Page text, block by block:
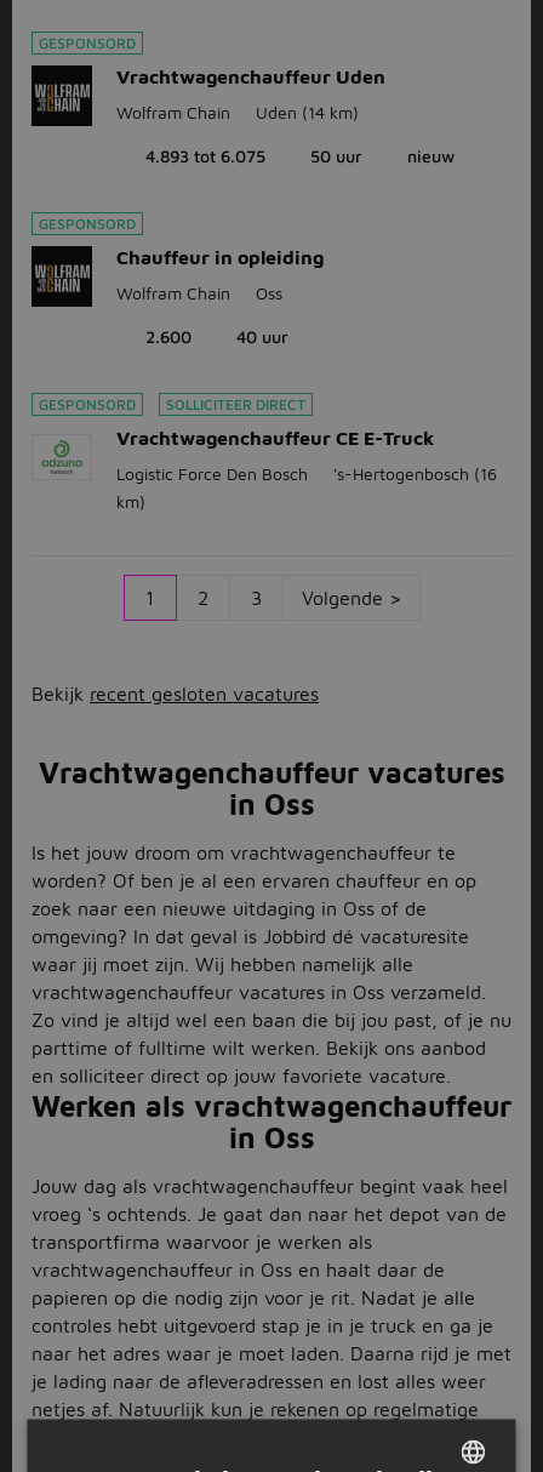
GESPONSORD
Vrachtwagenchauffeur Uden
Wolfram Chain Uden (14 km)
4.893 tot 6.075 50 uur nieuw
GESPONSORD
Chauffeur in opleiding
Wolfram Chain Oss
2.600 40 uur
GESPONSORD SOLLICITEER DIRECT
Vrachtwagenchauffeur CE E-Truck
Logistic Force Den Bosch 's-Hertogenbosch (16
km)
1 2 3 Volgende >
Bekijk recent gesloten vacatures
Vrachtwagenchauffeur vacatures
in Oss
Is het jouw droom om vrachtwagenchauffeur te
worden? Of ben je al een ervaren chauffeur en op
zoek naar een nieuwe uitdaging in Oss of de
omgeving? In dat geval is Jobbird dé vacaturesite
waar jij moet zijn. Wij hebben namelijk alle
vrachtwagenchauffeur vacatures in Oss verzameld.
Zo vind je altijd wel een baan die bij jou past, of je nu
parttime of fulltime wilt werken. Bekijk ons aanbod
en solliciteer direct op jouw favoriete vacature.
Werken als vrachtwagenchauffeur
in Oss
Jouw dag als vrachtwagenchauffeur begint vaak heel
vroeg ‘s ochtends. Je gaat dan naar het depot van de
transportfirma waarvoor je werken als
vrachtwagenchauffeur in Oss en haalt daar de
papieren op die nodig zijn voor je rit. Nadat je alle
controles hebt uitgevoerd stap je in je truck en ga je
naar het adres waar je moet laden. Daarna rijd je met
je lading naar de afleveradressen en lost alles weer
netjes af. Natuurlijk kun je rekenen op regelmatige
voorop. Als laatste ga je terug naar het depot en doe